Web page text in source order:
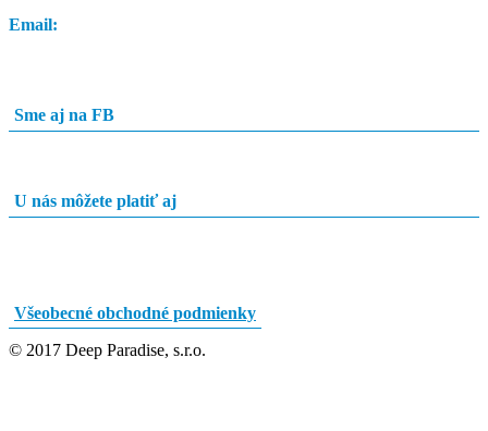
Email:
Sme aj na FB
U nás môžete platiť aj
Všeobecné obchodné podmienky
© 2017 Deep Paradise, s.r.o.